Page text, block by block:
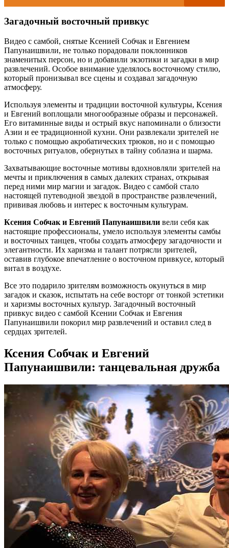
Загадочный восточный привкус
Видео с самбой, снятые Ксенией Собчак и Евгением
Папунаишвили, не только порадовали поклонников
знаменитых персон, но и добавили экзотики и загадки в мир
развлечений. Особое внимание уделялось восточному стилю,
который пронизывал все сцены и создавал загадочную
атмосферу.
Используя элементы и традиции восточной культуры, Ксения
и Евгений воплощали многообразные образы и персонажей.
Его витаминные виды и острый вкус напоминали о близости
Азии и ее традиционной кухни. Они развлекали зрителей не
только с помощью акробатических трюков, но и с помощью
восточных ритуалов, обернутых в тайну соблазна и шарма.
Захватывающие восточные мотивы вдохновляли зрителей на
мечты и приключения в самых далеких странах, открывая
перед ними мир магии и загадок. Видео с самбой стало
настоящей путеводной звездой в пространстве развлечений,
прививая любовь и интерес к восточным культурам.
Ксения Собчак и Евгений Папунаишвили вели себя как
настоящие профессионалы, умело используя элементы самбы
и восточных танцев, чтобы создать атмосферу загадочности и
элегантности. Их харизма и талант потрясли зрителей,
оставив глубокое впечатление о восточном привкусе, который
витал в воздухе.
Все это подарило зрителям возможность окунуться в мир
загадок и сказок, испытать на себе восторг от тонкой эстетики
и харизмы восточных культур. Загадочный восточный
привкус видео с самбой Ксении Собчак и Евгения
Папунаишвили покорил мир развлечений и оставил след в
сердцах зрителей.
Ксения Собчак и Евгений
Папунаишвили: танцевальная дружба